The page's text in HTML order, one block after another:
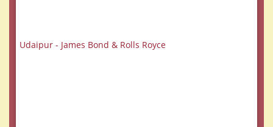
Udaipur - James Bond & Rolls Royce